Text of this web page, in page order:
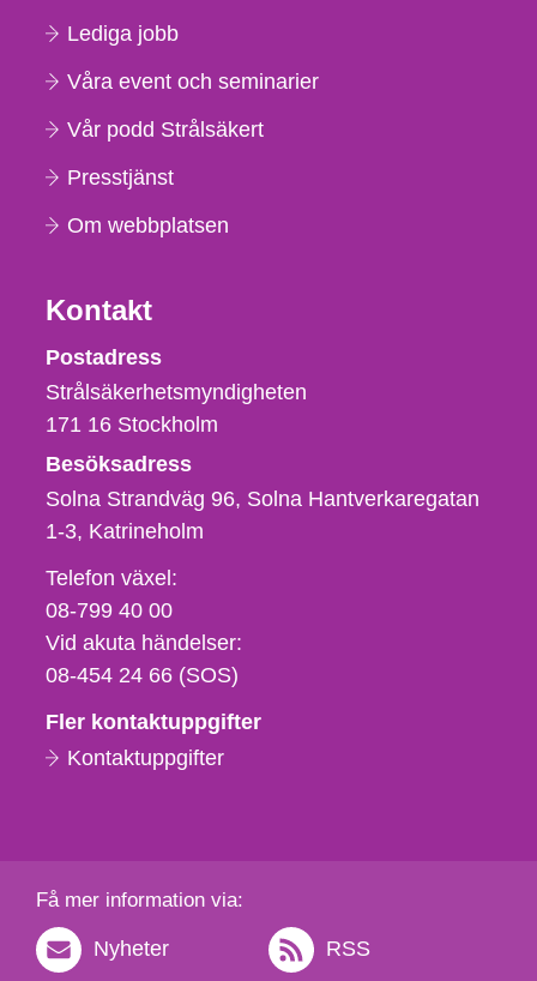
Lediga jobb
Våra event och seminarier
Vår podd Strålsäkert
Presstjänst
Om webbplatsen
Kontakt
Strålsäkerhetsmyndigheten
Postadress
Strålsäkerhetsmyndigheten
171 16 Stockholm
Besöksadress
Solna Strandväg 96, Solna Hantverkaregatan
1-3 Katrineholm
Telefon,
fax
och
e-
Telefon växel:
08-799 40 00
Vid akuta händelser:
08-454 24 66 (SOS)
Fler kontaktuppgifter
Kontaktuppgifter
Få mer information via:
Nyheter RSS